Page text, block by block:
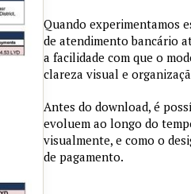
Quando experimentamos
de atendimento bancário
a facilidade com que o
clareza visual e
Antes do download, é
evoluem ao longo do
visualmente, e como o
de pagamento.